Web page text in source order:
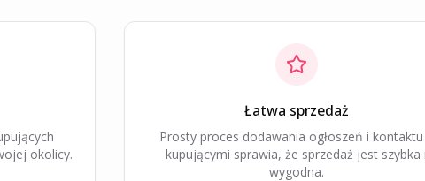
okolicy.
Łatwa sprzedaż
Prosty proces dodawania ogłoszeń i
kupującymi sprawia, że sprzedaż jest szybka i
wygodna.